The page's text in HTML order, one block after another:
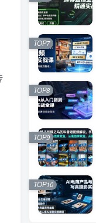
TOP7
TOP8
TOP9
TOP10
TOP7
TOP8
TOP9
TOP10